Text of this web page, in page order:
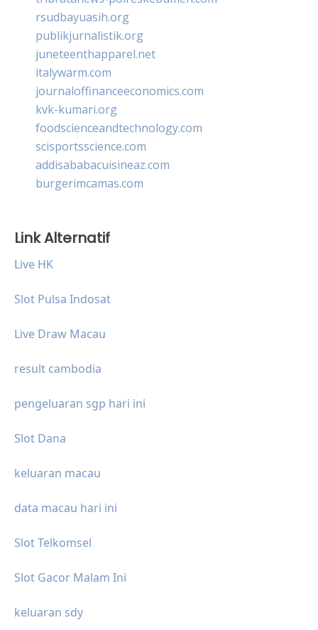
rsudbayuasih.org
publikjurnalistik.org
juneteenthapparel.net
italywarm.com
journaloffinanceeconomics.com
kvk-kumari.org
foodscienceandtechnology.com
scisportsscience.com
addisababacuisineaz.com
burgerimcamas.com
Link Alternatif
Live HK
Slot Pulsa Indosat
Live Draw Macau
result cambodia
pengeluaran sgp hari ini
Slot Dana
keluaran macau
data macau hari ini
Slot Telkomsel
Slot Gacor Malam Ini
keluaran sdy